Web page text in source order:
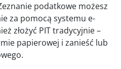
podatkowe możesz
za pomocą systemu e-
złożyć PIT tradycyjnie –
papierowej i zanieść lub